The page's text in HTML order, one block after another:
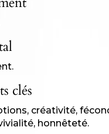
clés
créativité,
honnêteté.